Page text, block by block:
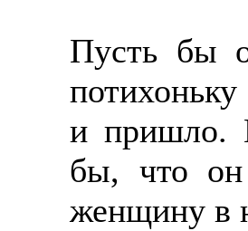
Пусть бы
и пришло.
бы, что он
женщину в